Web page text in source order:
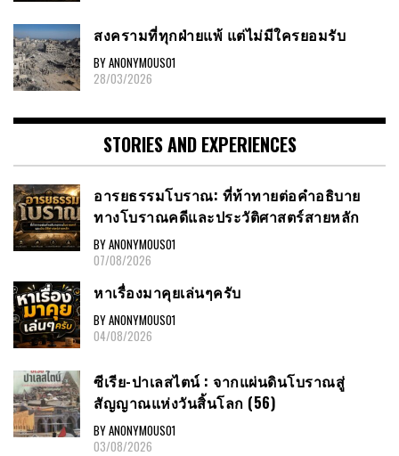
สงครามที่ทุกฝ่ายแพ้ แต่ไม่มีใครยอมรับ
BY ANONYMOUS01
28/03/2026
STORIES AND EXPERIENCES
อารยธรรมโบราณ: ที่ท้าทายต่อคำอธิบาย
ทางโบราณคดีและประวัติศาสตร์สายหลัก
BY ANONYMOUS01
07/08/2026
หาเรื่องมาคุยเล่นๆครับ
BY ANONYMOUS01
04/08/2026
ซีเรีย-ปาเลสไตน์ : จากแผ่นดินโบราณสู่
สัญญาณแห่งวันสิ้นโลก (56)
BY ANONYMOUS01
03/08/2026